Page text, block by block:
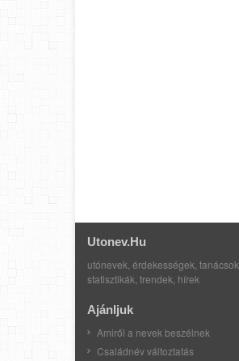
Utonev.hu
utónevek, érdekességek, tanácsok,
statisztikák, trendek, hírek
Ajánljuk
Amiről a nevek beszélnek
Családnév változtatás